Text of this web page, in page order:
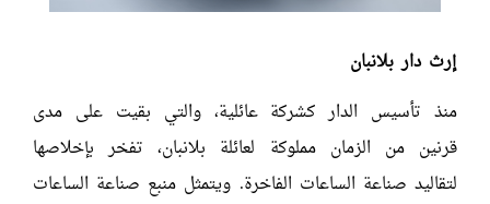
إرث دار بلانبان
منذ تأسيس الدار كشركة عائلية، والتي بقيت على مدى
قرنين من الزمان مملوكة لعائلة بلانبان، تفخر بإخلاصها
لتقاليد صناعة الساعات الفاخرة. ويتمثل منبع صناعة الساعات